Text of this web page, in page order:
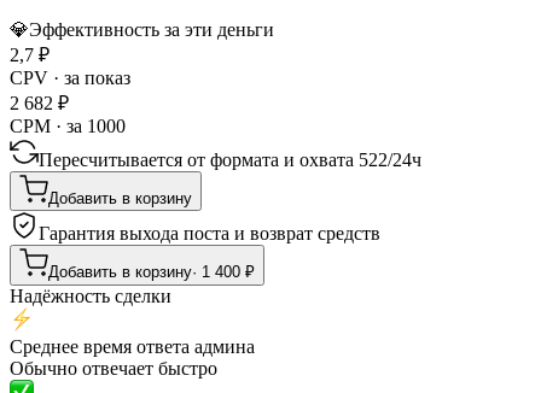
💎Эффективность за эти деньги
2,7 ₽
CPV · за показ
2 682 ₽
CPM · за 1000
Пересчитывается от формата и охвата 522/24ч
Добавить в корзину
Гарантия выхода поста и возврат средств
Добавить в корзину· 1 400 ₽
Надёжность сделки
Среднее время ответа админа
Обычно отвечает быстро